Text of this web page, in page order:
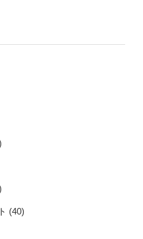
(40)